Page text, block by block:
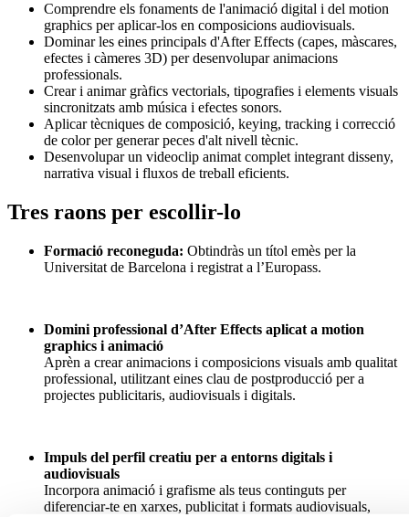
Comprendre els fonaments de l'animació digital i del motion
graphics per aplicar-los en composicions audiovisuals.
Dominar les eines principals d'After Effects (capes, màscares,
efectes i càmeres 3D) per desenvolupar animacions
professionals.
Crear i animar gràfics vectorials, tipografies i elements visuals
sincronitzats amb música i efectes sonors.
Aplicar tècniques de composició, keying, tracking i correcció
de color per generar peces d'alt nivell tècnic.
Desenvolupar un videoclip animat complet integrant disseny,
narrativa visual i fluxos de treball eficients.
Tres raons per escollir-lo
Formació reconeguda: Obtindràs un títol emès per la
Universitat de Barcelona i registrat a l’Europass.
Domini professional d’After Effects aplicat a motion
graphics i animació
Aprèn a crear animacions i composicions visuals amb qualitat
professional, utilitzant eines clau de postproducció per a
projectes publicitaris, audiovisuals i digitals.
Impuls del perfil creatiu per a entorns digitals i
audiovisuals
Incorpora animació i grafisme als teus continguts per
diferenciar-te en xarxes, publicitat i formats audiovisuals,